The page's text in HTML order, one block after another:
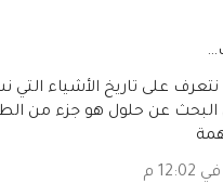
على تاريخ الأشياء التي
البحث عن حلول هو جزء من